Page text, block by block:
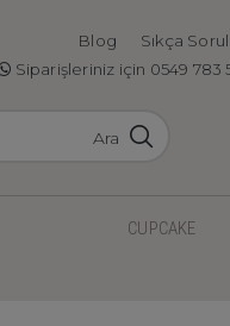
Blog Sıkça
Siparişleriniz için 0549 783
Ara
CUPCAKE